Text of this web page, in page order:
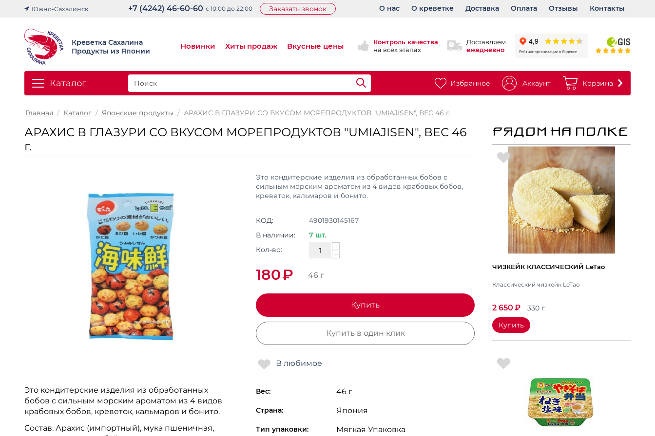
Южно-Сахалинск О нас О креветке Доставка Оплата Отзывы Контакты
+7 (4242) 46-60-60 с 10:00 до 22:00 Заказать звонок
Креветка Сахалина
Продукты из Японии
Доставляем
ежедневно
Контроль качества
на всех этапах
Новинки Хиты продаж Вкусные цены
Каталог Корзина
Аккаунт
Избранное
Главная / Каталог / Японские продукты / АРАХИС В ГЛАЗУРИ СО ВКУСОМ МОРЕПРОДУКТОВ "UMIAJISEN", ВЕС 46 г.
АРАХИС В ГЛАЗУРИ СО ВКУСОМ МОРЕПРОДУКТОВ "UMIAJISEN", ВЕС 46
г.
Это кондитерские изделия из обработанных бобов с
сильным морским ароматом из 4 видов крабовых бобов,
креветок, кальмаров и бонито.
КОД:
4901930145167
В наличии:
7 шт.
Кол-во:
+
−
180₽ 46 г
Купить
Купить в один клик
Это кондитерские изделия из обработанных
бобов с сильным морским ароматом из 4 видов
крабовых бобов, креветок, кальмаров и бонито.
Состав: Арахис (импортный), мука пшеничная,
Вес: 46 г
Страна: Япония
Тип упаковки: Мягкая Упаковка
РЯДОМ НА ПОЛКЕ
ЧИЗКЕЙК КЛАССИЧЕСКИЙ LeTao
Классический чизкейк LeTao
2 650 ₽
330 г.
Купить